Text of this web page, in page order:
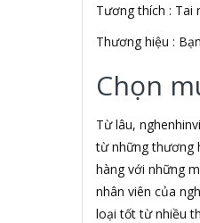
Allen Heath
ALLOYSEED
Alphun
Alps
AMAZON
AMD
Ami
Amkov
Tương thích : Tai
Thương hiệu :
Chọn
Từ lâu,
từ những thương
hàng với những
nhân viên của
loại tốt từ nhiều